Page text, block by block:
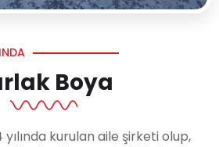
Boya
yılında kurulan aile şirketi olup,